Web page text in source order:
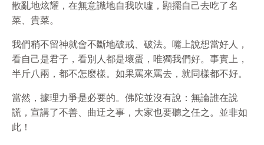
散亂地炫耀，在無意識地自我吹噓，顯擺自己去吃了名
菜、貴菜。
我們稍不留神就會不斷地破戒、破法。嘴上說想當好人，
看自己是君子，看別人都是壞蛋，唯獨我們好。事實上，
半斤八兩，都不怎麼樣。如果罵來罵去，就同樣都不好。
當然，據理力爭是必要的。佛陀並沒有說：無論誰在說
謊，宣講了不善、曲迂之事，大家也要聽之任之。並非如
此！